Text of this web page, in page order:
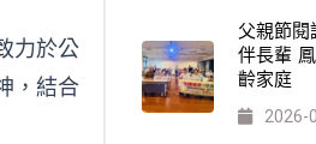
力於公
，結合
父親節
伴長輩
齡家庭
2026-